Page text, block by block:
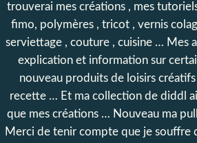
trouverai mes créations , mes
fimo, polymères , tricot , vernis
serviettage , couture , cuisine … Mes
explication et information sur
nouveau produits de loisirs créatifs
recette … Et ma collection de diddl
que mes créations … Nouveau ma
Merci de tenir compte que je souffre